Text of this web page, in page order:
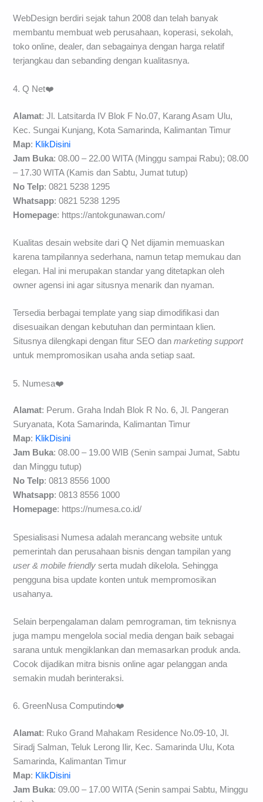
WebDesign berdiri sejak tahun 2008 dan telah banyak
membantu membuat web perusahaan, koperasi, sekolah,
toko online, dealer, dan sebagainya dengan harga relatif
terjangkau dan sebanding dengan kualitasnya.
4. Q Net❤️
Alamat: Jl. Latsitarda IV Blok F No.07, Karang Asam Ulu,
Kec. Sungai Kunjang, Kota Samarinda, Kalimantan Timur
Map: KlikDisini
Jam Buka: 08.00 – 22.00 WITA (Minggu sampai Rabu); 08.00
– 17.30 WITA (Kamis dan Sabtu, Jumat tutup)
No Telp: 0821 5238 1295
Whatsapp: 0821 5238 1295
Homepage: https://antokgunawan.com/
Kualitas desain website dari Q Net dijamin memuaskan
karena tampilannya sederhana, namun tetap memukau dan
elegan. Hal ini merupakan standar yang ditetapkan oleh
owner agensi ini agar situsnya menarik dan nyaman.
Tersedia berbagai template yang siap dimodifikasi dan
disesuaikan dengan kebutuhan dan permintaan klien.
Situsnya dilengkapi dengan fitur SEO danmarketing support
untuk mempromosikan usaha anda setiap saat.
5. Numesa❤️
Alamat: Perum. Graha Indah Blok R No. 6, Jl. Pangeran
Suryanata, Kota Samarinda, Kalimantan Timur
Map: KlikDisini
Jam Buka: 08.00 – 19.00 WIB (Senin sampai Jumat, Sabtu
dan Minggu tutup)
No Telp: 0813 8556 1000
Whatsapp: 0813 8556 1000
Homepage: https://numesa.co.id/
Spesialisasi Numesa adalah merancang website untuk
pemerintah dan perusahaan bisnis dengan tampilan yang
user & mobile friendly serta mudah dikelola. Sehingga
pengguna bisa update konten untuk mempromosikan
usahanya.
Selain berpengalaman dalam pemrograman, tim teknisnya
juga mampu mengelola social media dengan baik sebagai
sarana untuk mengiklankan dan memasarkan produk anda.
Cocok dijadikan mitra bisnis online agar pelanggan anda
semakin mudah berinteraksi.
6. GreenNusa Computindo❤️
Alamat: Ruko Grand Mahakam Residence No.09-10, Jl.
Siradj Salman, Teluk Lerong Ilir, Kec. Samarinda Ulu, Kota
Samarinda, Kalimantan Timur
Map: KlikDisini
Jam Buka: 09.00 – 17.00 WITA (Senin sampai Sabtu, Minggu